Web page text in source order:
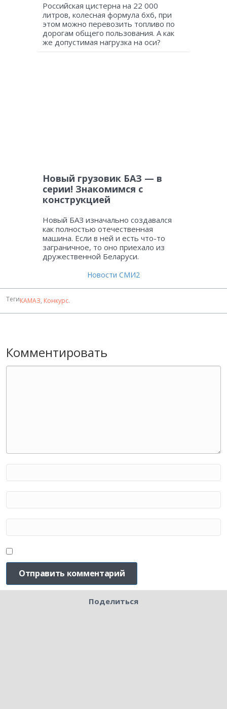
Российская цистерна на 22 000
литров, колесная формула 6х6, при
этом можно перевозить топливо по
дорогам общего пользования. А как
же допустимая нагрузка на оси?
Новый грузовик БАЗ — в
серии! Знакомимся с
конструкцией
Новый БАЗ изначально создавался
как полностью отечественная
машина. Если в ней и есть что-то
заграничное, то оно приехало из
дружественной Беларуси.
Новости СМИ2
ТегиКАМАЗ, Конкурс.
Комментировать
Поделиться